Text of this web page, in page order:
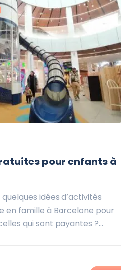
pour enfants à
idées d’activités
en famille à Barcelone pour
qui sont payantes ?…